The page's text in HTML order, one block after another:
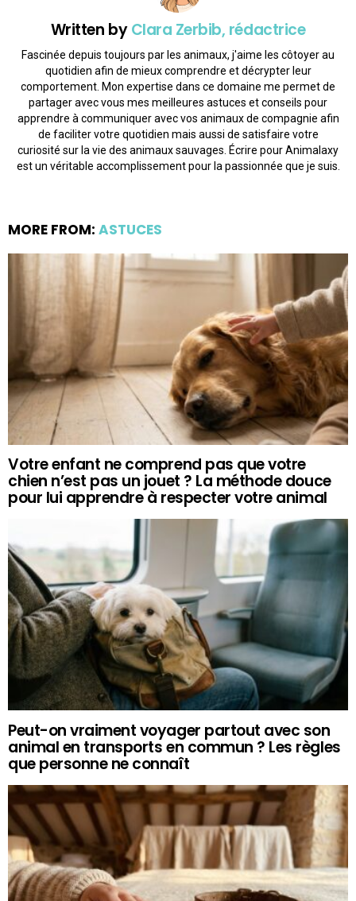
Written byClara Zerbib, rédactrice
Fascinée depuis toujours par les animaux, j'aime les côtoyer au
quotidien afin de mieux comprendre et décrypter leur
comportement. Mon expertise dans ce domaine me permet de
partager avec vous mes meilleures astuces et conseils pour
apprendre à communiquer avec vos animaux de compagnie afin
de faciliter votre quotidien mais aussi de satisfaire votre
curiosité sur la vie des animaux sauvages. Écrire pour Animalaxy
est un véritable accomplissement pour la passionnée que je suis.
MORE FROM: ASTUCES
Votre enfant ne comprend pas que votre
chien n’est pas un jouet ? La méthode douce
pour lui apprendre à respecter votre animal
Peut-on vraiment voyager partout avec son
animal en transports en commun ? Les règles
que personne ne connaît